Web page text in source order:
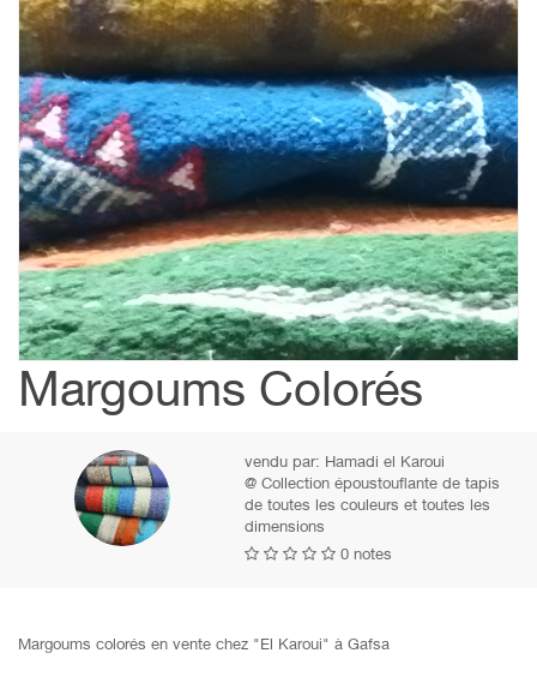
Margoums Colorés
vendu par: Hamadi el Karoui
@ Collection époustouflante de tapis
de toutes les couleurs et toutes les
dimensions
0 notes
Margoums colorés en vente chez "El Karoui" à Gafsa